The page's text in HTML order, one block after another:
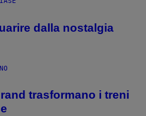
dalla nostalgia
trasformano i treni